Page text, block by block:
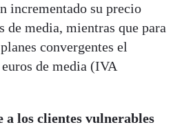
incrementado su precio
de media, mientras que para
convergentes el
de media (IVA
a los clientes vulnerables